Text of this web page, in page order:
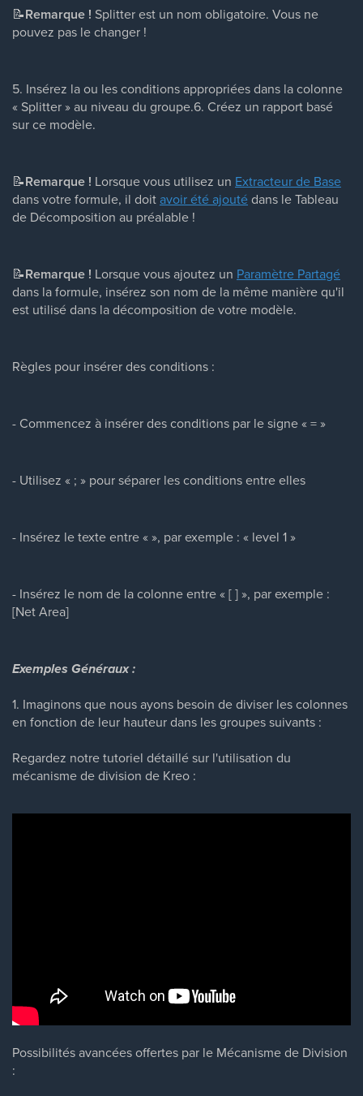
📝Remarque ! Splitter est un nom obligatoire. Vous ne
pouvez pas le changer !
5. Insérez la ou les conditions appropriées dans la colonne
« Splitter » au niveau du groupe.6. Créez un rapport basé
sur ce modèle.
📝Remarque ! Lorsque vous utilisez un Extracteur de Base
dans votre formule, il doitavoir été ajoutédans le Tableau
de Décomposition au préalable !
📝Remarque ! Lorsque vous ajoutez un Paramètre Partagé
dans la formule, insérez son nom de la même manière qu'il
est utilisé dans la décomposition de votre modèle.
Règles pour insérer des conditions :
- Commencez à insérer des conditions par le signe « = »
- Utilisez « ; » pour séparer les conditions entre elles
- Insérez le texte entre « », par exemple : « level 1 »
- Insérez le nom de la colonne entre « [ ] », par exemple :
[Net Area]
Exemples Généraux :
1. Imaginons que nous ayons besoin de diviser les colonnes
en fonction de leur hauteur dans les groupes suivants :
Regardez notre tutoriel détaillé sur l'utilisation du
mécanisme de division de Kreo :
Possibilités avancées offertes par le Mécanisme de Division
: